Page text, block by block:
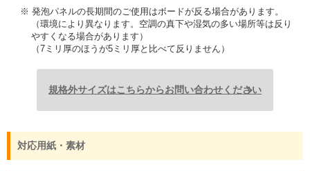
※ 発泡パネルの長期間のご使用はボードが反る場合があります。
（環境により異なります。空調の真下や湿気の多い場所等は反り
やすくなる場合があります）
（7ミリ厚のほうが5ミリ厚と比べて反りません）
規格外サイズはこちらからお問い合わせください
対応用紙・素材